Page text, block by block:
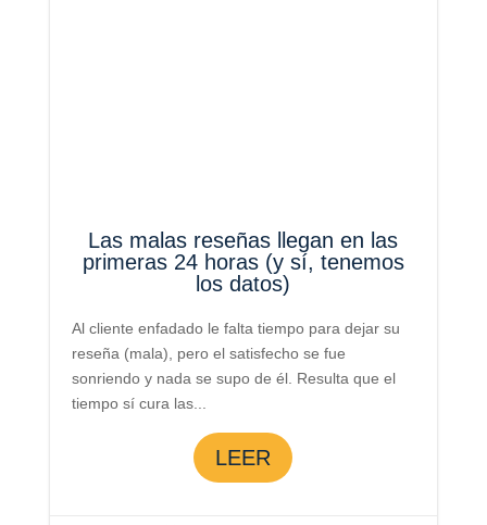
Las malas reseñas llegan en las
primeras 24 horas (y sí, tenemos
los datos)
Al cliente enfadado le falta tiempo para dejar su
reseña (mala), pero el satisfecho se fue
sonriendo y nada se supo de él. Resulta que el
tiempo sí cura las...
LEER